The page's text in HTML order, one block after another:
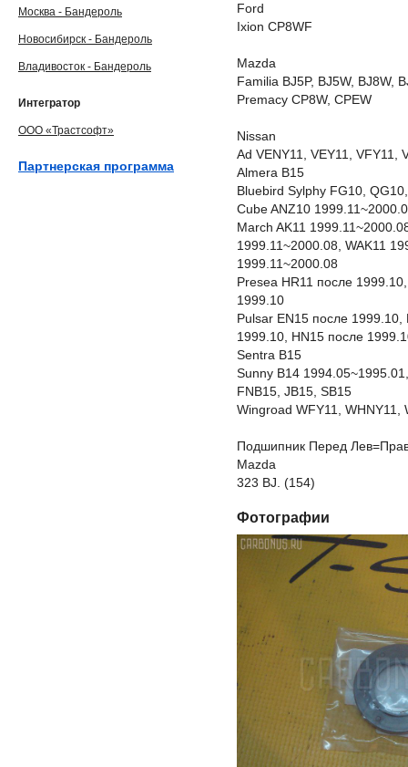
Ford
Ixion CP8WF
Mazda
Familia BJ5P, BJ5W, BJ8W,
Premacy CP8W, CPEW
Nissan
Ad VENY11, VEY11, VFY11,
Almera B15
Bluebird Sylphy FG10,
Cube ANZ10
March AK11
1999.11~2000.08, WAK11
1999.11~2000.08
Presea HR11 после
1999.10
Pulsar EN15 после
1999.10, HN15 после
Sentra B15
Sunny B14
FNB15, JB15, SB15
Wingroad WFY11, WHNY11,
Подшипник Перед
Mazda
323 BJ. (154)
Фотографии
Москва - Бандероль
Новосибирск - Бандероль
Владивосток - Бандероль
Интегратор
ООО «Трастсофт»
Партнерская программа